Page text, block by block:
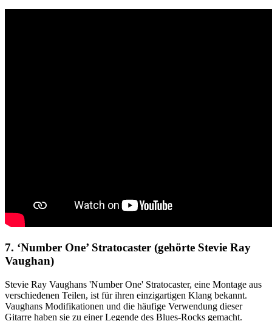
7. ‘Number One’ Stratocaster (gehörte Stevie Ray
Vaughan)
Stevie Ray Vaughans 'Number One' Stratocaster, eine Montage aus
verschiedenen Teilen, ist für ihren einzigartigen Klang bekannt.
Vaughans Modifikationen und die häufige Verwendung dieser
Gitarre haben sie zu einer Legende des Blues-Rocks gemacht.